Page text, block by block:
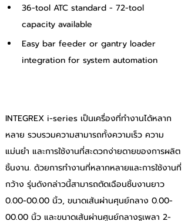
36-tool ATC standard - 72-tool
capacity available
Easy bar feeder or gantry loader
integration for system automation
INTEGREX i-series เป็นเครื่องที่ทำงานได้หลาก
หลาย รวบรวมความสามารถทั้งความเร็ว ความ
แม่นยำ และการใช้งานที่สะดวกง่ายดายของการผลิต
ชิ้นงาน. ด้วยการทำงานที่หลากหลายและการใช้งานที่
กว้าง รุ่นดังกล่าวนี้สามารถตัดเฉือนชิ้นงานยาว
0.00-00.00 นิ้ว, ขนาดเส้นผ่านศุนย์กลาง 0.00-
00.00 นิ้ว และขนาดเส้นผ่านศูนย์กลางรูเพลา 2-